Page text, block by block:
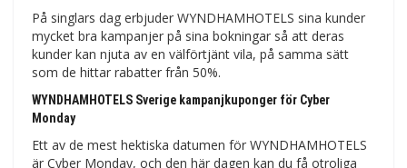
På singlars dag erbjuder WYNDHAMHOTELS sina kunder
mycket bra kampanjer på sina bokningar så att deras
kunder kan njuta av en välförtjänt vila, på samma sätt
som de hittar rabatter från 50%.
WYNDHAMHOTELS Sverige kampanjkuponger för Cyber ​​​​
Monday
Ett av de mest hektiska datumen för WYNDHAMHOTELS
är Cyber ​​​​Monday, och den här dagen kan du få otroliga